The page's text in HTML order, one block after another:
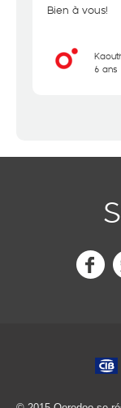
Bien à vous!
6 ans